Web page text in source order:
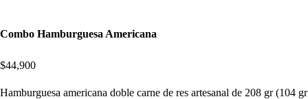
Combo Hamburguesa Americana
$44,900
Hamburguesa americana doble carne de res artesanal de 208 gr (104 gr